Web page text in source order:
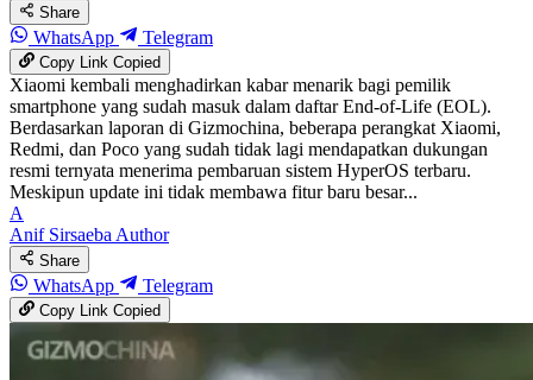
Share
WhatsApp Telegram
Copy LinkCopied
Xiaomi kembali menghadirkan kabar menarik bagi pemilik
smartphone yang sudah masuk dalam daftar End-of-Life (EOL).
Berdasarkan laporan di Gizmochina, beberapa perangkat Xiaomi,
Redmi, dan Poco yang sudah tidak lagi mendapatkan dukungan
resmi ternyata menerima pembaruan sistem HyperOS terbaru.
Meskipun update ini tidak membawa fitur baru besar...
A
Anif SirsaebaAuthor
Share
WhatsApp Telegram
Copy LinkCopied